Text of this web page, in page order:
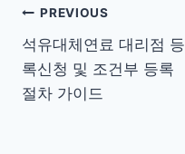
글
탐
색
PREVIOUS
석유대체연료 대리점 등
록신청 및 조건부 등록
절차 가이드